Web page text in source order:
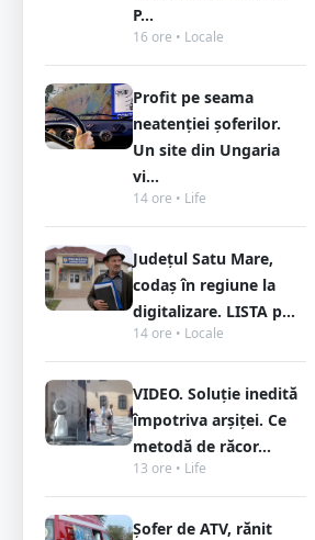
P...
16 ore • Locale
Profit pe seama
neatenției șoferilor.
Un site din Ungaria
vi...
14 ore • Life
Județul Satu Mare,
codaș în regiune la
digitalizare. LISTA p...
14 ore • Locale
VIDEO. Soluție inedită
împotriva arșiței. Ce
metodă de răcor...
13 ore • Life
Șofer de ATV, rănit